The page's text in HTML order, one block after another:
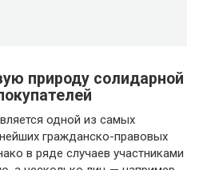
природу солидарной
одной из самых
гражданско-правовых
в ряде случаев участниками